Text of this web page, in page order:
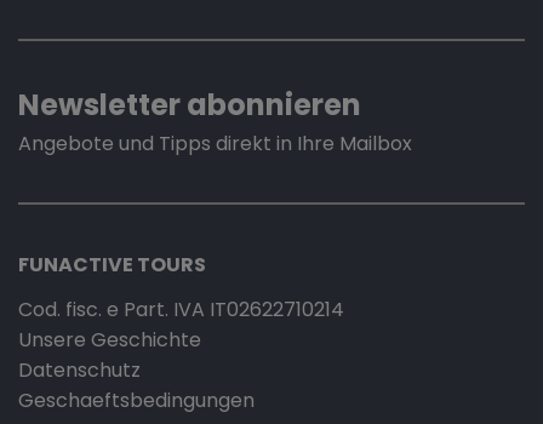
Newsletter abonnieren
Angebote und Tipps direkt in Ihre Mailbox
FUNACTIVE TOURS
Cod. fisc. e Part. IVA IT02622710214
Unsere Geschichte
Datenschutz
Geschaeftsbedingungen